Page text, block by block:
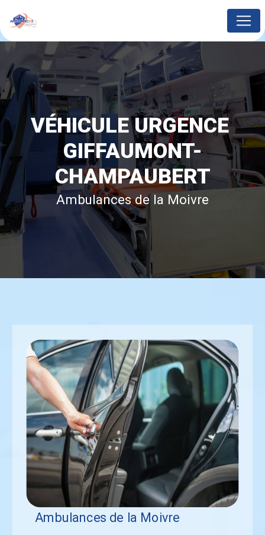
VÉHICULE URGENCE
GIFFAUMONT-
CHAMPAUBERT
Ambulances de la Moivre
Ambulances de la Moivre